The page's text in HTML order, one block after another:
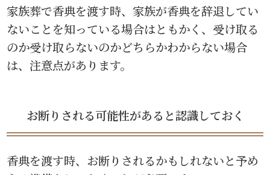
家族葬で香典を渡す時、家族が香典を辞退してい
ないことを知っている場合はともかく、受け取る
のか受け取らないのかどちらかわからない場合
は、注意点があります。
お断りされる可能性があると認識しておく
香典を渡す時、お断りされるかもしれないと予め